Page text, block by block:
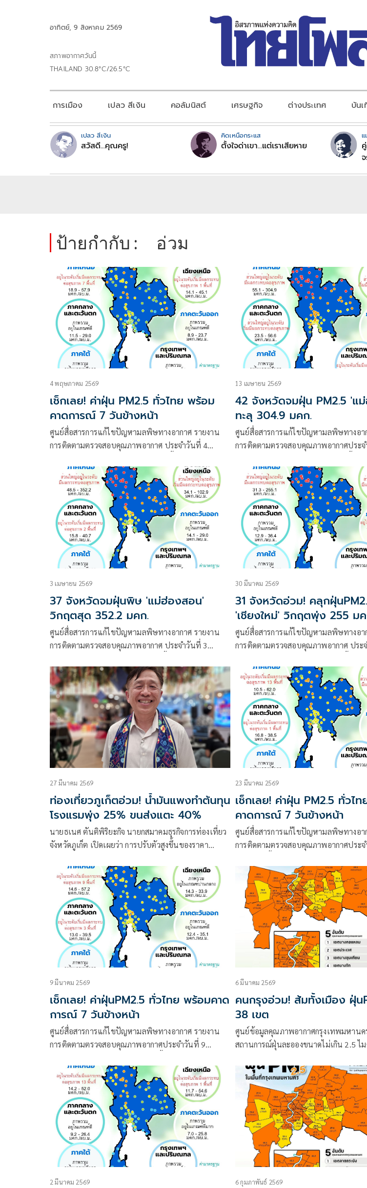
อาทิตย์, 9 สิงหาคม 2569
สภาพอากาศวันนี้
THAILAND 30.8°C/26.5°C
การเมือง เปลว สีเงิน คอลัมนิสต์ เศรษฐกิจ ต่างประเทศ บัน
เปลว สีเงิน
สวัสดี...คุณครู!
คิดเหนือกระแส
ตั้งใจด่าเขา...แต่เราเสียหาย
แ
ป้ายกำกับ : อ่วม
4 พฤษภาคม 2569
เช็กเลย! ค่าฝุ่น PM2.5 ทั่วไทย พร้อม
คาดการณ์ 7 วันข้างหน้า
ศูนย์สื่อสารการแก้ไขปัญหามลพิษทางอากาศ รายงาน
การติดตามตรวจสอบคุณภาพอากาศ ประจำวันที่ 4
13 เมษายน 2569
42 จังหวัดจมฝุ่น PM2.5 'แ
ทะลุ 304.9 มคก.
ศูนย์สื่อสารการแก้ไขปัญหามลพิษทางอา
การติดตามตรวจสอบคุณภาพอากาศประ
3 เมษายน 2569
37 จังหวัดจมฝุ่นพิษ 'แม่ฮ่องสอน'
วิกฤตสุด 352.2 มคก.
ศูนย์สื่อสารการแก้ไขปัญหามลพิษทางอากาศ รายงาน
การติดตามตรวจสอบคุณภาพอากาศ ประจำวันที่ 3
30 มีนาคม 2569
31 จังหวัดอ่วม! คลุกฝุ่น
'เชียงใหม่' วิกฤตพุ่ง 255 ม
ศูนย์สื่อสารการแก้ไขปัญหามลพิษทางอา
การติดตามตรวจสอบคุณภาพอากาศ ประ
27 มีนาคม 2569
ท่องเที่ยวภูเก็ตอ่วม! น้ำมันแพงทำต้นทุน
โรงแรมพุ่ง 25% ขนส่งแตะ 40%
นายธเนศ ตันติพิริยะกิจ นายกสมาคมธุรกิจการท่องเที่ยว
จังหวัดภูเก็ต เปิดเผยว่า การปรับตัวสูงขึ้นของราคา
อุตสาหกรรมท่องเที่ยวอย่างมีนัยสำคัญ
23 มีนาคม 2569
เช็กเลย! ค่าฝุ่น PM2.5 ทั่วไ
คาดการณ์ 7 วันข้างหน้า
ศูนย์สื่อสารการแก้ไขปัญหามลพิษทางอา
การติดตามตรวจสอบคุณภาพอากาศประ
9 มีนาคม 2569
เช็กเลย! ค่าฝุ่นPM2.5 ทั่วไทย พร้อมคาด
การณ์ 7 วันข้างหน้า
ศูนย์สื่อสารการแก้ไขปัญหามลพิษทางอากาศ รายงาน
การติดตามตรวจสอบคุณภาพอากาศประจำวันที่ 9
6 มีนาคม 2569
คนกรุงอ่วม! ส้มทั้งเมือง ฝุ่น
38 เขต
ศูนย์ข้อมูลคุณภาพอากาศกรุงเทพมหานค
สถานการณ์ฝุ่นละอองขนาดไม่เกิน 2.5 ไ
เวลา 07:00 น.
2 มีนาคม 2569 6 กุมภาพันธ์ 2569